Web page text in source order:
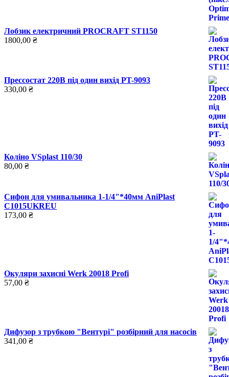
Лобзик електричний PROCRAFT ST1150
1800,00 ₴
Прессостат 220В під один вихід PT-9093
330,00 ₴
Коліно VSplast 110/30
80,00 ₴
Сифон для умивальника 1-1/4"*40мм AniPlast
C1015UKREU
173,00 ₴
Окуляри захисні Werk 20018 Profi
57,00 ₴
Дифузор з трубкою "Вентурі" розбірний для насосів
341,00 ₴